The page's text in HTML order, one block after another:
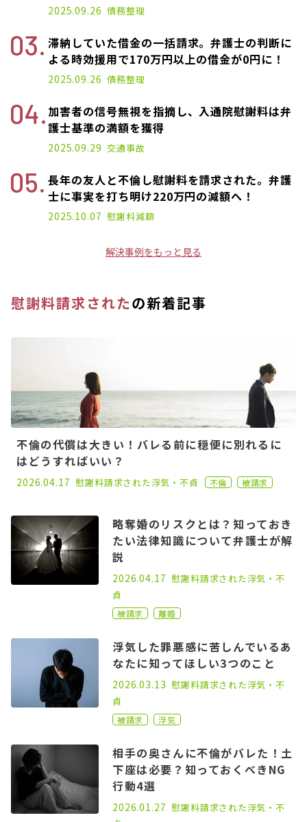
2025.09.26 債務整理
滞納していた借金の一括請求。弁護士の判断に
よる時効援用で170万円以上の借金が0円に！
2025.09.26 債務整理
加害者の信号無視を指摘し、入通院慰謝料は弁
護士基準の満額を獲得
2025.09.29 交通事故
長年の友人と不倫し慰謝料を請求された。弁護
士に事実を打ち明け220万円の減額へ！
2025.10.07 慰謝料減額
解決事例をもっと見る
慰謝料請求されたの新着記事
不倫の代償は大きい！バレる前に穏便に別れるに
はどうすればいい？
2023.02.15
2026.04.17 慰謝料請求された浮気・不貞 不倫 被請求
略奪婚のリスクとは？知っておき
たい法律知識について弁護士が解
説
2021.01.25
2026.04.17 慰謝料請求された浮気・不
貞
被請求 離婚
浮気した罪悪感に苦しんでいるあ
なたに知ってほしい3つのこと
2023.03.01
2026.03.13 慰謝料請求された浮気・不
貞
被請求 浮気
相手の奥さんに不倫がバレた！土
下座は必要？知っておくべきNG
行動4選
2022.12.07
2026.01.27 慰謝料請求された浮気・不